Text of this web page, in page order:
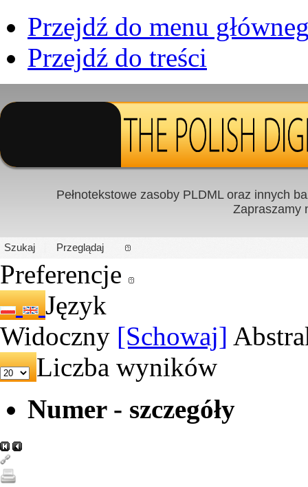
Przejdź do menu
Przejdź do treści
PL|EN
Pełnotekstowe zasoby PLDML oraz innych
Zapraszamy
Szukaj Przeglądaj
Preferencje
Język
Widoczny [Schowaj]
Liczba wyników
Numer - szczegóły